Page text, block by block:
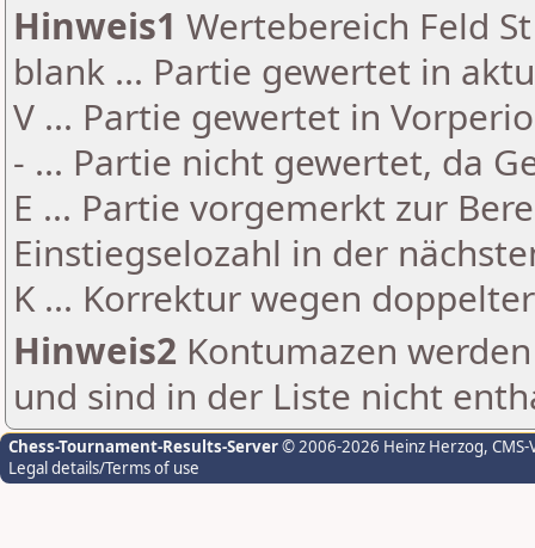
Hinweis1 Wertebereich Feld
blank ... Partie gewertet in
V ... Partie gewertet in
- ... Partie nicht gewertet, da
E ... Partie vorgemerkt zur
Einstiegselozahl in der
K ... Korrektur wegen
Hinweis2 Kontumazen
und sind in der Liste nicht
Chess-Tournament-Results-Server© 2006-2026 Heinz Herzog,
Legal details/Terms of use